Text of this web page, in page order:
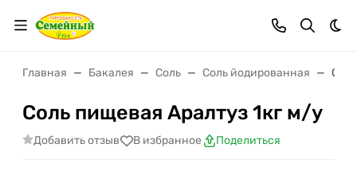
Главная Бакалея Соль Соль йодированная
Соль пищевая Аралтуз 1кг м/у
Добавить отзыв В избранное Поделиться